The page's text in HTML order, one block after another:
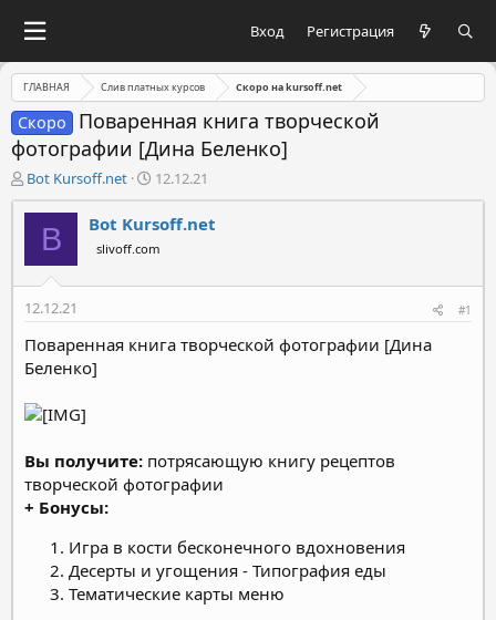
Вход Регистрация
ГЛАВНАЯ Слив платных курсов Скоро на kursoff.net
Скоро
Поваренная книга творческой
фотографии [Дина Беленко]
А
в
т
м
ы
Bot Kursoff.net
Д
а
т
а
н
а
а
12.12.21
B Bot Kursoff.net
slivoff.com
12.12.21 #1
Поваренная книга творческой фотографии [Дина
Беленко]
Вы получите: потрясающую книгу рецептов
творческой фотографии
+ Бонусы:
Игра в кости бесконечного вдохновения
Десерты и угощения - Типография еды
Тематические карты меню